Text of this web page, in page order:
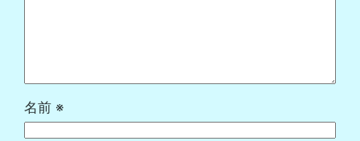
名前 ※